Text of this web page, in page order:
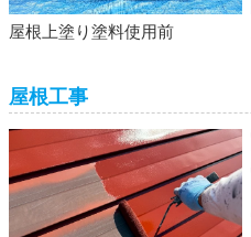
屋根上塗り塗料使用前
屋根工事